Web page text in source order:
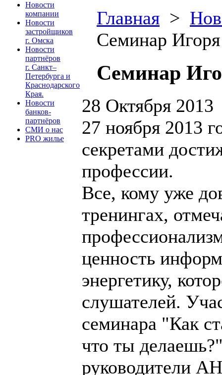
Новости
компании
Новости
застройщиков
г. Омска
Новости
партнёров
г. Санкт–
Петербурга и
Краснодарского
Края.
Новости
банков-
партнёров
СМИ о нас
PRO жилье
Главная >
Cеминар
Cеминар
28 Октября 2013
27 ноября 2013
секретами
профессии.
Все, кому уже
тренингах,
ценность
энергетику,
слушателей.
семинара "Как
что ты
руководители